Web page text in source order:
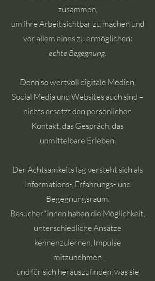
zusammen,
um ihre Arbeit sichtbar zu machen und
vor allem eines zu ermöglichen:
echte Begegnung.
Denn so wertvoll digitale Medien,
Social Media und Websites auch sind –
nichts ersetzt den persönlichen
Kontakt, das Gespräch, das
unmittelbare Erleben.
Der AchtsamkeitsTag versteht sich als
Informations-, Erfahrungs- und
Begegnungsraum.
Besucher*innen haben die Möglichkeit,
unterschiedliche Ansätze
kennenzulernen, Impulse
mitzunehmen
und für sich herauszufinden, was sie